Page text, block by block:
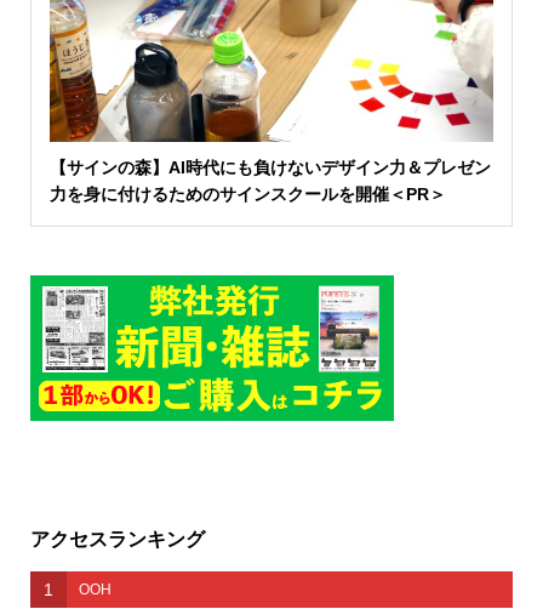
【サインの森】AI時代にも負けないデザイン力＆プレゼン
力を身に付けるためのサインスクールを開催＜PR＞
アクセスランキング
1 OOH